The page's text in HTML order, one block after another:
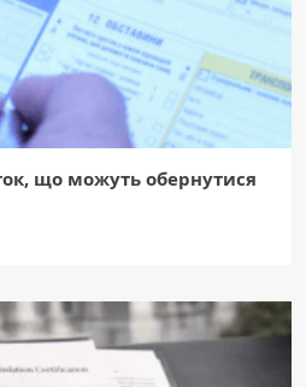
що можуть обернутися